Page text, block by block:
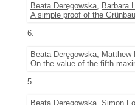
Beata Deręgowska, Barbara
A simple proof of the
6.
Beata Deręgowska, Matthew
On the value of the fifth
5.
Beata Deręgowska, Simon